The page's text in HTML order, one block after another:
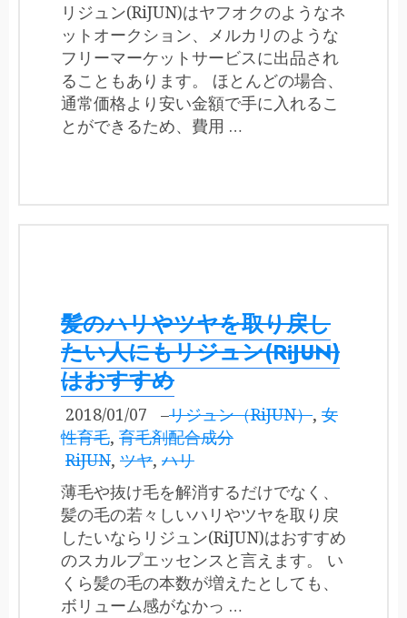
リジュン(RiJUN)はヤフオクのようなネ
ットオークション、メルカリのような
フリーマーケットサービスに出品され
ることもあります。 ほとんどの場合、
通常価格より安い金額で手に入れるこ
とができるため、費用 …
髪のハリやツヤを取り戻し
たい人にもリジュン(RiJUN)
はおすすめ
2018/01/07 –リジュン（RiJUN）, 女
性育毛, 育毛剤配合成分
RiJUN, ツヤ, ハリ
薄毛や抜け毛を解消するだけでなく、
髪の毛の若々しいハリやツヤを取り戻
したいならリジュン(RiJUN)はおすすめ
のスカルプエッセンスと言えます。 い
くら髪の毛の本数が増えたとしても、
ボリューム感がなかっ …